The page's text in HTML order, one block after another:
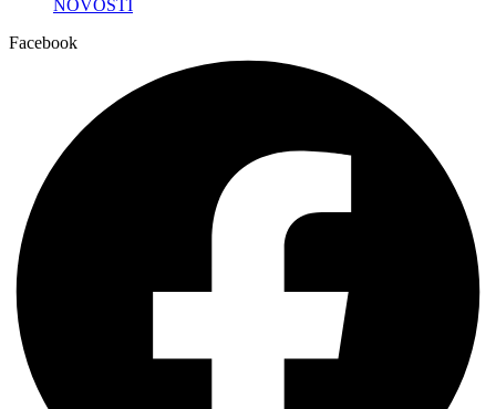
NOVOSTI
Facebook